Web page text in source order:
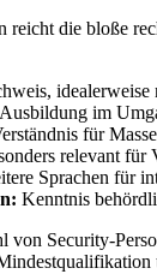
reicht die bloße
idealerweise
im
für
relevant für
Sprachen für
Kenntnis
von Security-